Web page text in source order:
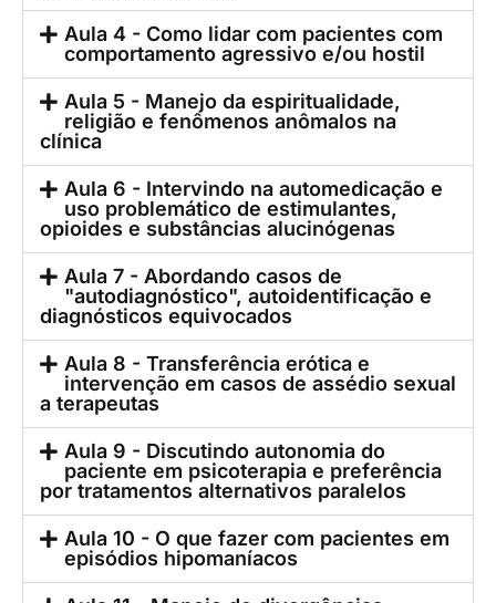
Aula 4 - Como lidar com pacientes com
comportamento agressivo e/ou hostil
Aula 5 - Manejo da espiritualidade,
religião e fenômenos anômalos na
clínica
Aula 6 - Intervindo na automedicação e
uso problemático de estimulantes,
opioides e substâncias alucinógenas
Aula 7 - Abordando casos de
"autodiagnóstico", autoidentificação e
diagnósticos equivocados
Aula 8 - Transferência erótica e
intervenção em casos de assédio sexual
a terapeutas
Aula 9 - Discutindo autonomia do
paciente em psicoterapia e preferência
por tratamentos alternativos paralelos
Aula 10 - O que fazer com pacientes em
episódios hipomaníacos